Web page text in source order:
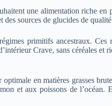
une alimentation riche
sources de glucides de
primitifs ancestraux. Ces
Crave, sans céréales
en matières grasses
et aux poissons de l’océan.